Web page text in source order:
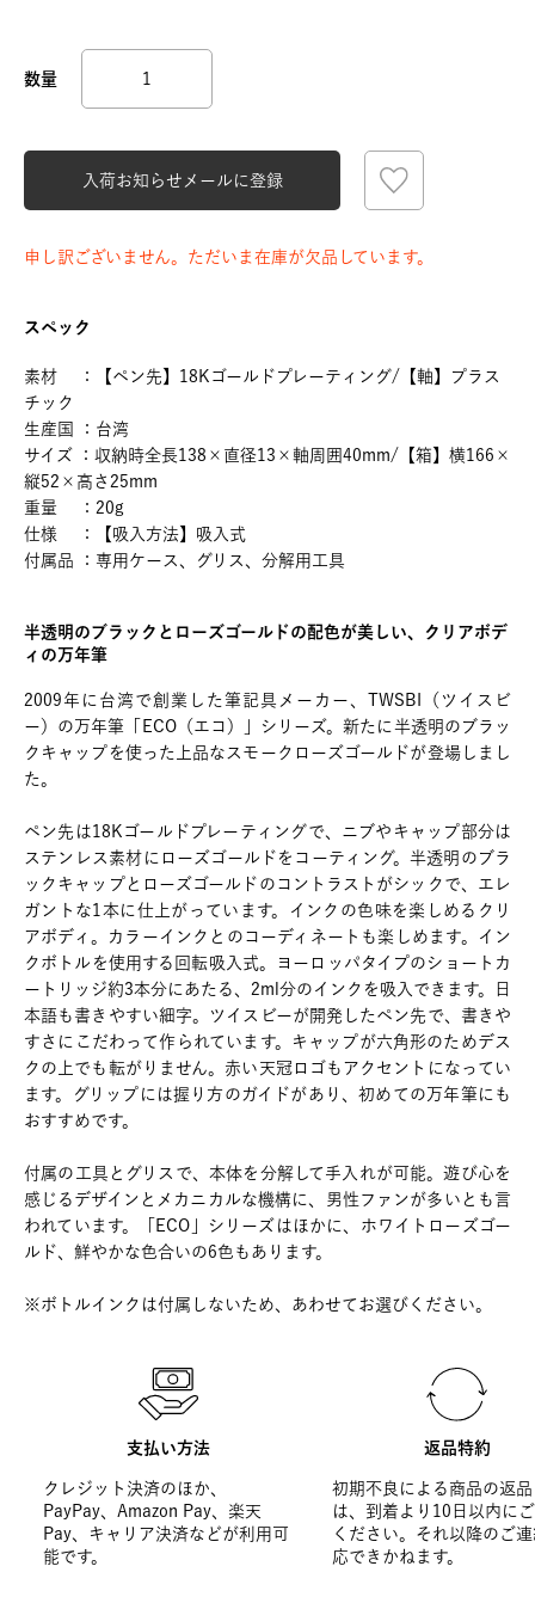
入荷お知らせメールに登録
申し訳ございません。ただいま在庫が欠品しています。
スペック
素材 ：【ペン先】18Kゴールドプレーティング/【軸】プラス
チック
生産国 ：台湾
サイズ ：収納時全長138×直径13×軸周囲40mm/【箱】横166×
縦52×高さ25mm
重量 ：20g
仕様 ：【吸入方法】吸入式
付属品 ：専用ケース、グリス、分解用工具
半透明のブラックとローズゴールドの配色が美しい、クリアボデ
ィの万年筆
2009年に台湾で創業した筆記具メーカー、TWSBI（ツイスビ
ー）の万年筆「ECO（エコ）」シリーズ。新たに半透明のブラッ
クキャップを使った上品なスモークローズゴールドが登場しまし
た。
ペン先は18Kゴールドプレーティングで、ニブやキャップ部分は
ステンレス素材にローズゴールドをコーティング。半透明のブラ
ックキャップとローズゴールドのコントラストがシックで、エレ
ガントな1本に仕上がっています。インクの色味を楽しめるクリ
アボディ。カラーインクとのコーディネートも楽しめます。イン
クボトルを使用する回転吸入式。ヨーロッパタイプのショートカ
ートリッジ約3本分にあたる、2ml分のインクを吸入できます。日
本語も書きやすい細字。ツイスビーが開発したペン先で、書きや
すさにこだわって作られています。キャップが六角形のためデス
クの上でも転がりません。赤い天冠ロゴもアクセントになってい
ます。グリップには握り方のガイドがあり、初めての万年筆にも
おすすめです。
付属の工具とグリスで、本体を分解して手入れが可能。遊び心を
感じるデザインとメカニカルな機構に、男性ファンが多いとも言
われています。「ECO」シリーズはほかに、ホワイトローズゴー
ルド、鮮やかな色合いの6色もあります。
※ボトルインクは付属しないため、あわせてお選びください。
支払い方法
クレジット決済のほか、
PayPay、Amazon Pay、楽天
Pay、キャリア決済などが利用可
能です。
返品特約
初期不良による商品の返
は、到着より10日以内に
ください。それ以降のご
応できかねます。